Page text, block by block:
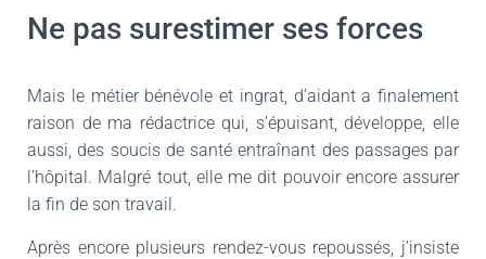
Ne pas surestimer ses forces
Mais le métier bénévole et ingrat, d’aidant a finalement
raison de ma rédactrice qui, s’épuisant, développe, elle
aussi, des soucis de santé entraînant des passages par
l’hôpital. Malgré tout, elle me dit pouvoir encore assurer
la fin de son travail.
Après encore plusieurs rendez-vous repoussés, j’insiste